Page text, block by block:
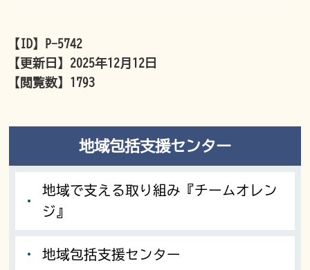
【ID】
P-5742
【更新日】 2025年12月12日
【閲覧数】 1793
地域包括支援センター
地域で支える取り組み『チームオレン
ジ』
地域包括支援センター